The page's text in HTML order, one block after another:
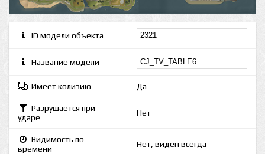
ID модели объекта
Название модели
Имеет колизию Да
Разрушается при
ударе
Нет
Видимость по
времени
Нет, виден всегда